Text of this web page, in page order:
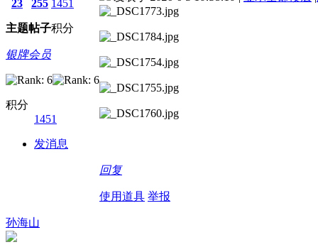
23
主题
255
帖子
1451
积分
银牌会员
积分
1451
发消息
回复
使用道具 举报
孙海山